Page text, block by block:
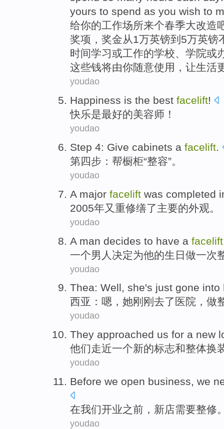
yours to spend as you wish to
给你的工作场所来个春季大改造
奖项，奖金从1万英镑到5万英镑
时间学习或工作的学校、学院或
这些钱将由你随意使用，让生活
youdao
Happiness is the best facelift!
快乐是最好的美容师 ！
youdao
Step 4: Give cabinets a facelift.
第四步 ： 帮橱柜“整容”。
youdao
A major facelift was completed
2005年又重修缮了主要的外观。
youdao
A man decides to have a facelift
一个男人 决定为他的生日 做一次
youdao
Thea: Well, she's just gone into
西亚 ： 嗯 ， 她刚刚 去了 医院 ，做
youdao
They approached us for a new
他们走近一个新的标志和整体换
youdao
Before we open business, we
在我们开业之前 ，新店需要整修
youdao